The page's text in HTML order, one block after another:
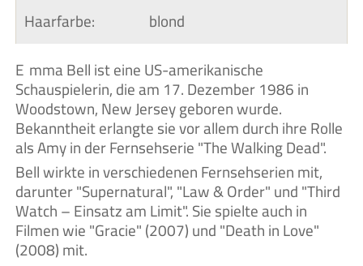
Haarfarbe:
blond
Emma Bell ist eine US-amerikanische
Schauspielerin, die am 17. Dezember 1986 in
Woodstown, New Jersey geboren wurde.
Bekanntheit erlangte sie vor allem durch ihre Rolle
als Amy in der Fernsehserie "The Walking Dead".
Bell wirkte in verschiedenen Fernsehserien mit,
darunter "Supernatural", "Law & Order" und "Third
Watch – Einsatz am Limit". Sie spielte auch in
Filmen wie "Gracie" (2007) und "Death in Love"
(2008) mit.